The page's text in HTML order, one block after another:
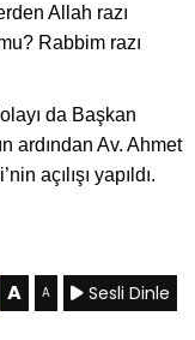
Allah razı
Rabbim razı
da Başkan
ardından Av. Ahmet
açılışı yapıldı.
A A Sesli Dinle